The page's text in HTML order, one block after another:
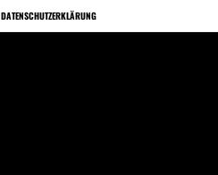
DATENSCHUTZERKLÄRUNG